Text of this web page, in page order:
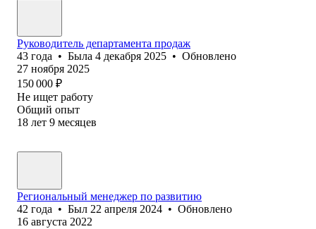
Руководитель департамента продаж
43 года • Была 4 декабря 2025 • Обновлено
27 ноября 2025
150 000 ₽
Не ищет работу
Общий опыт
18 лет 9 месяцев
Региональный менеджер по развитию
42 года • Был 22 апреля 2024 • Обновлено
16 августа 2022